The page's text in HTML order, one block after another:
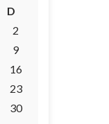
D
2
9
16
23
30